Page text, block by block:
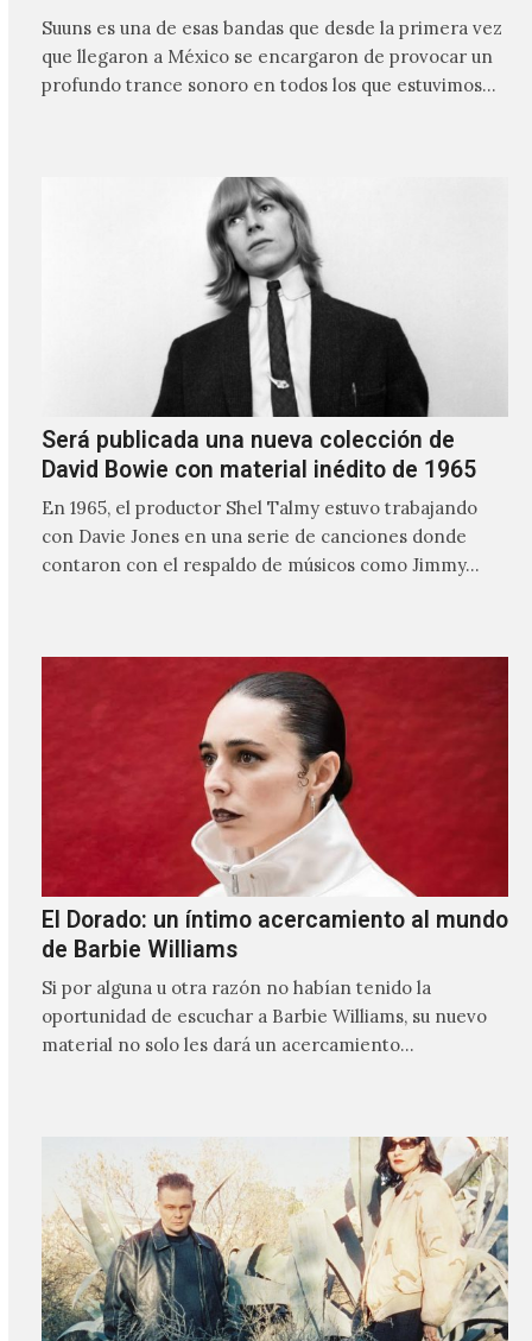
Suuns es una de esas bandas que desde la primera vez
que llegaron a México se encargaron de provocar un
profundo trance sonoro en todos los que estuvimos
Será publicada una nueva colección de
David Bowie con material inédito de 1965
En 1965, el productor Shel Talmy estuvo trabajando
con Davie Jones en una serie de canciones donde
contaron con el respaldo de músicos como Jimmy…
El Dorado: un íntimo acercamiento al mundo
de Barbie Williams
Si por alguna u otra razón no habían tenido la
oportunidad de escuchar a Barbie Williams, su nuevo
material no solo les dará un acercamiento…